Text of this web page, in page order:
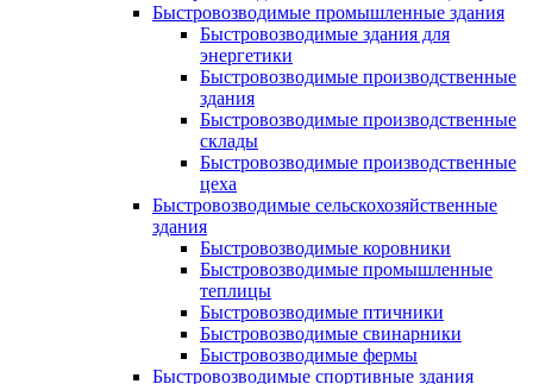
Быстровозводимые промышленные здания
Быстровозводимые здания для
энергетики
Быстровозводимые производственные
здания
Быстровозводимые производственные
склады
Быстровозводимые производственные
цеха
Быстровозводимые сельскохозяйственные
здания
Быстровозводимые коровники
Быстровозводимые промышленные
теплицы
Быстровозводимые птичники
Быстровозводимые свинарники
Быстровозводимые фермы
Быстровозводимые спортивные здания